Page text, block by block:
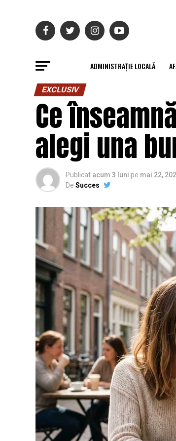
ADMINISTRAȚIE LOCALĂ
EXCLUSIV
Ce
alegi una
Publicat acum 3 luni pe mai 22,
De Succes